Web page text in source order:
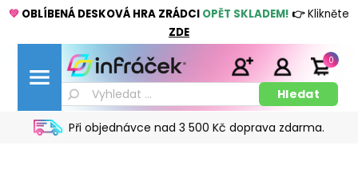
💚 OBLÍBENÁ DESKOVÁ HRA ZRÁDCI OPĚT SKLADEM! 👉Klikněte
ZDE
Při objednávce nad 3 500 Kč doprava zdarma.
0